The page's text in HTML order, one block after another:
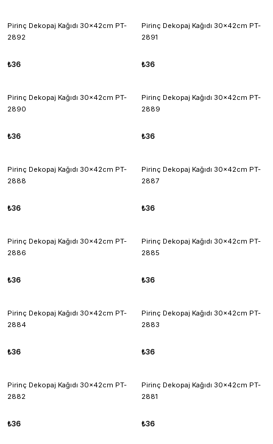
Pirinç Dekopaj Kağıdı 30x42cm PT-
2892
₺36
Pirinç Dekopaj Kağıdı 30x42cm PT-
2891
₺36
Pirinç Dekopaj Kağıdı 30x42cm PT-
2890
₺36
Pirinç Dekopaj Kağıdı 30x42cm PT-
2889
₺36
Pirinç Dekopaj Kağıdı 30x42cm PT-
2888
₺36
Pirinç Dekopaj Kağıdı 30x42cm PT-
2887
₺36
Pirinç Dekopaj Kağıdı 30x42cm PT-
2886
₺36
Pirinç Dekopaj Kağıdı 30x42cm PT-
2885
₺36
Pirinç Dekopaj Kağıdı 30x42cm PT-
2884
₺36
Pirinç Dekopaj Kağıdı 30x42cm PT-
2883
₺36
Pirinç Dekopaj Kağıdı 30x42cm PT-
2882
₺36
Pirinç Dekopaj Kağıdı 30x42cm PT-
2881
₺36